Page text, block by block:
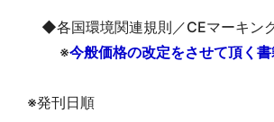
◆各国環境関連規則／CEマーキン
※今般価格の改定をさせて頂く
※発刊日順